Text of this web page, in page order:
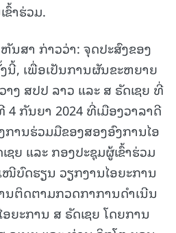
ຂົ້າຮ່ວມ.
ນສາ ກ່າວວ່າ: ຈຸດປະສົງຂອງ
ນີ້, ເພື່ອເປັນການຜັນຂະຫຍາຍ
ງ ສປປ ລາວ ແລະ ສ ຣັດເຊຍ ທີ່
ກັນຍາ 2024 ທີ່ເມືອງວາລາດີ
ການຮ່ວມມືຂອງສອງອົງການໄອ
ຊຍ ແລະ ກອງປະຊຸມຜູ້ເຂົ້າຮ່ວມ
ບົດຮຽນ ວຽກງານໄອຍະການ
ນຕິດຕາມກວດກາການດໍາເນີນ
ຍະການ ສ ຣັດເຊຍ ໂດຍການ